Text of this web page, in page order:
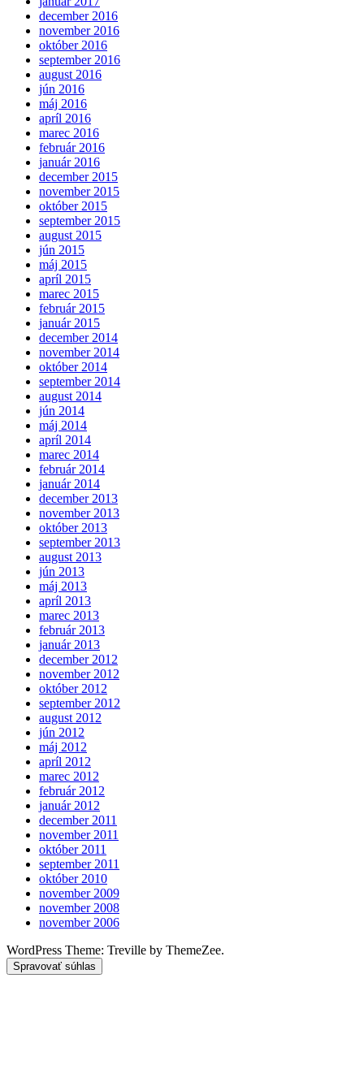
december 2016
november 2016
október 2016
september 2016
august 2016
jún 2016
máj 2016
apríl 2016
marec 2016
február 2016
január 2016
december 2015
november 2015
október 2015
september 2015
august 2015
jún 2015
máj 2015
apríl 2015
marec 2015
február 2015
január 2015
december 2014
november 2014
október 2014
september 2014
august 2014
jún 2014
máj 2014
apríl 2014
marec 2014
február 2014
január 2014
december 2013
november 2013
október 2013
september 2013
august 2013
jún 2013
máj 2013
apríl 2013
marec 2013
február 2013
január 2013
december 2012
november 2012
október 2012
september 2012
august 2012
jún 2012
máj 2012
apríl 2012
marec 2012
február 2012
január 2012
december 2011
november 2011
október 2011
september 2011
október 2010
november 2009
november 2008
november 2006
WordPress Theme: Treville by ThemeZee.
Spravovať súhlas